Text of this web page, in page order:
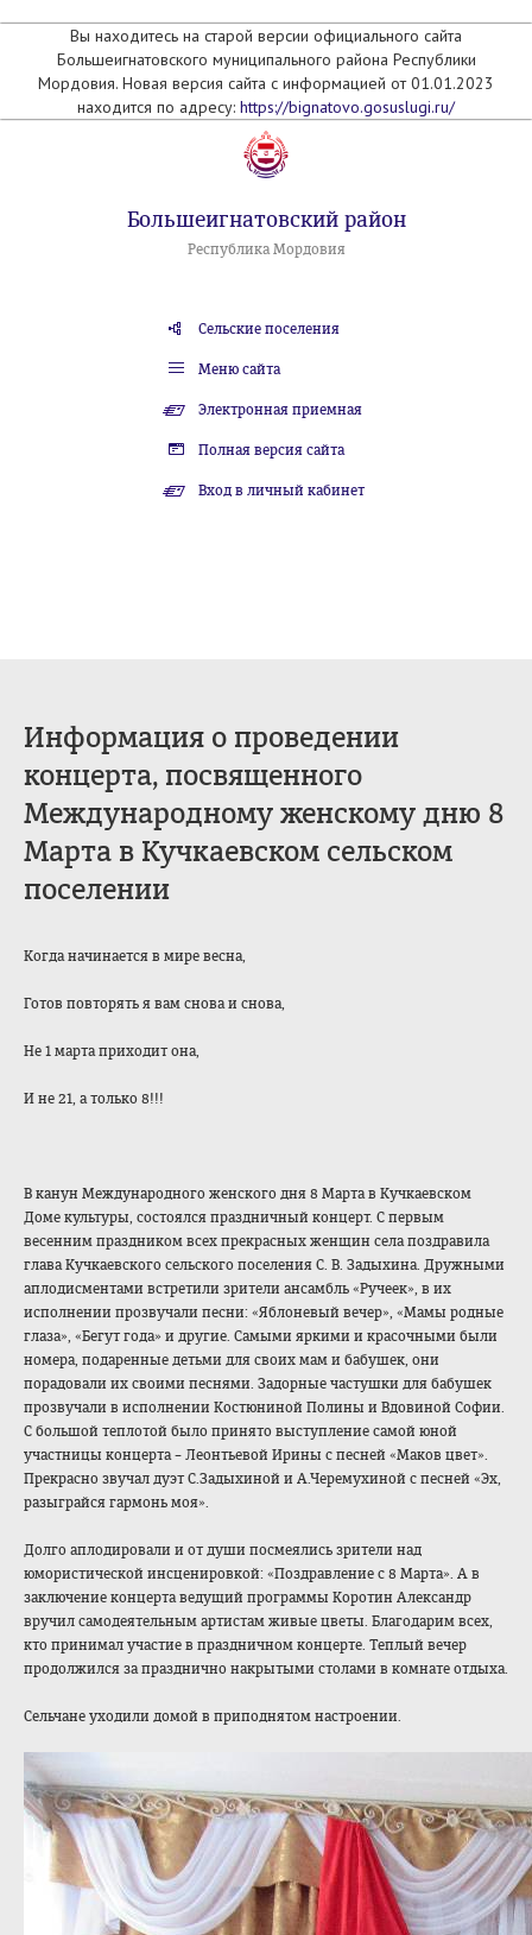
Вы находитесь на старой версии официального сайта
Большеигнатовского муниципального района Республики
Мордовия. Новая версия сайта с информацией от 01.01.2023
находится по адресу: https://bignatovo.gosuslugi.ru/
Большеигнатовский район
Республика Мордовия
Сельские поселения
Меню сайта
Электронная приемная
Полная версия сайта
Вход в личный кабинет
Информация о проведении
концерта, посвященного
Международному женскому дню 8
Марта в Кучкаевском сельском
поселении
Когда начинается в мире весна,
Готов повторять я вам снова и снова,
Не 1 марта приходит она,
И не 21, а только 8!!!
В канун Международного женского дня 8 Марта в Кучкаевском
Доме культуры, состоялся праздничный концерт. С первым
весенним праздником всех прекрасных женщин села поздравила
глава Кучкаевского сельского поселения С. В. Задыхина. Дружными
аплодисментами встретили зрители ансамбль «Ручеек», в их
исполнении прозвучали песни: «Яблоневый вечер», «Мамы родные
глаза», «Бегут года» и другие. Самыми яркими и красочными были
номера, подаренные детьми для своих мам и бабушек, они
порадовали их своими песнями. Задорные частушки для бабушек
прозвучали в исполнении Костюниной Полины и Вдовиной Софии.
С большой теплотой было принято выступление самой юной
участницы концерта – Леонтьевой Ирины с песней «Маков цвет».
Прекрасно звучал дуэт С.Задыхиной и А.Черемухиной с песней «Эх,
разыграйся гармонь моя».
Долго аплодировали и от души посмеялись зрители над
юмористической инсценировкой: «Поздравление с 8 Марта». А в
заключение концерта ведущий программы Коротин Александр
вручил самодеятельным артистам живые цветы. Благодарим всех,
кто принимал участие в праздничном концерте. Теплый вечер
продолжился за празднично накрытыми столами в комнате отдыха.
Сельчане уходили домой в приподнятом настроении.